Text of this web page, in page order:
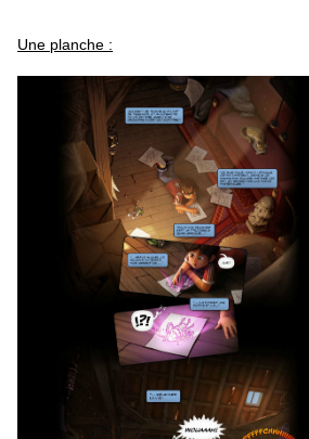
Une planche :